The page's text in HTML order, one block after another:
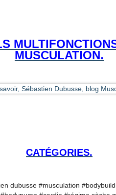
MUSCULATION.
CATÉGORIES.
dubusse #musculation